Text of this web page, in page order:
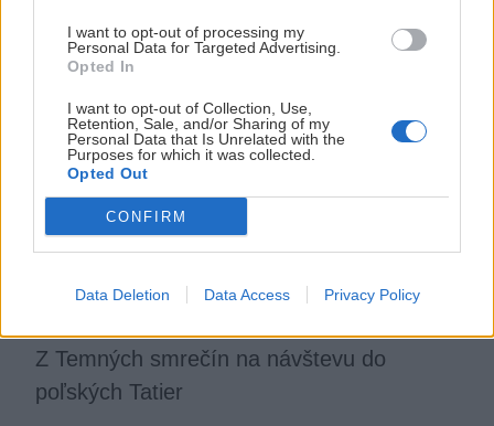
I want to opt-out of processing my
Personal Data for Targeted Advertising.
Opted In
I want to opt-out of Collection, Use,
Retention, Sale, and/or Sharing of my
Personal Data that Is Unrelated with the
Purposes for which it was collected.
Opted Out
CONFIRM
Data Deletion Data Access Privacy Policy
Z Temných smrečín na návštevu do
poľských Tatier